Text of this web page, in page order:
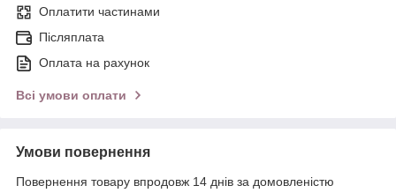
Оплатити частинами
Післяплата
Оплата на рахунок
Всі умови оплати
Умови повернення
Повернення товару впродовж 14 днів за домовленістю